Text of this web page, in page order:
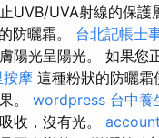
UVB/UVA射線的保護
防曬霜。 台北記帳士
陽光呈陽光。 如果您
按摩 這種粉狀的防曬
。 wordpress 台中養
收，沒有光。